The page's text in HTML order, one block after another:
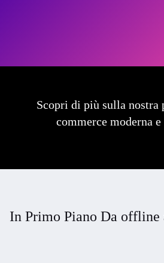
Scopri di più sulla nostra
commerce moderna
In Primo Piano Da offline